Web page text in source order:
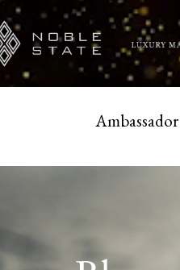
Ambassador